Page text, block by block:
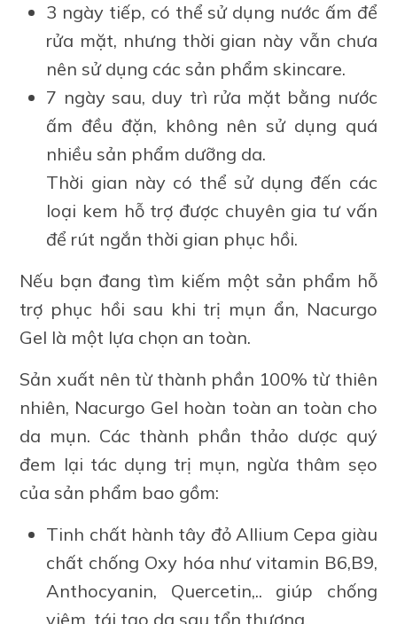
3 ngày tiếp, có thể sử dụng nước ấm để
rửa mặt, nhưng thời gian này vẫn chưa
nên sử dụng các sản phẩm skincare.
7 ngày sau, duy trì rửa mặt bằng nước
ấm đều đặn, không nên sử dụng quá
nhiều sản phẩm dưỡng da.
Thời gian này có thể sử dụng đến các
loại kem hỗ trợ được chuyên gia tư vấn
để rút ngắn thời gian phục hồi.
Nếu bạn đang tìm kiếm một sản phẩm hỗ
trợ phục hồi sau khi trị mụn ẩn, Nacurgo
Gel là một lựa chọn an toàn.
Sản xuất nên từ thành phần 100% từ thiên
nhiên, Nacurgo Gel hoàn toàn an toàn cho
da mụn. Các thành phần thảo dược quý
đem lại tác dụng trị mụn, ngừa thâm sẹo
của sản phẩm bao gồm:
Tinh chất hành tây đỏ Allium Cepa giàu
chất chống Oxy hóa như vitamin B6,B9,
Anthocyanin, Quercetin,.. giúp chống
viêm, tái tạo da sau tổn thương.